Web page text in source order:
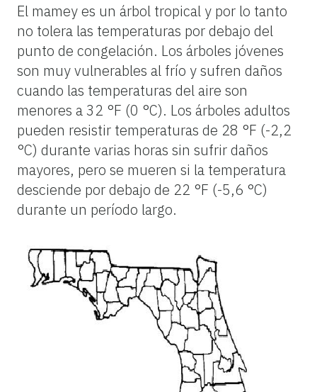
El mamey es un árbol tropical y por lo tanto
no tolera las temperaturas por debajo del
punto de congelación. Los árboles jóvenes
son muy vulnerables al frío y sufren daños
cuando las temperaturas del aire son
menores a 32 °F (0 °C). Los árboles adultos
pueden resistir temperaturas de 28 °F (-2,2
°C) durante varias horas sin sufrir daños
mayores, pero se mueren si la temperatura
desciende por debajo de 22 °F (-5,6 °C)
durante un período largo.